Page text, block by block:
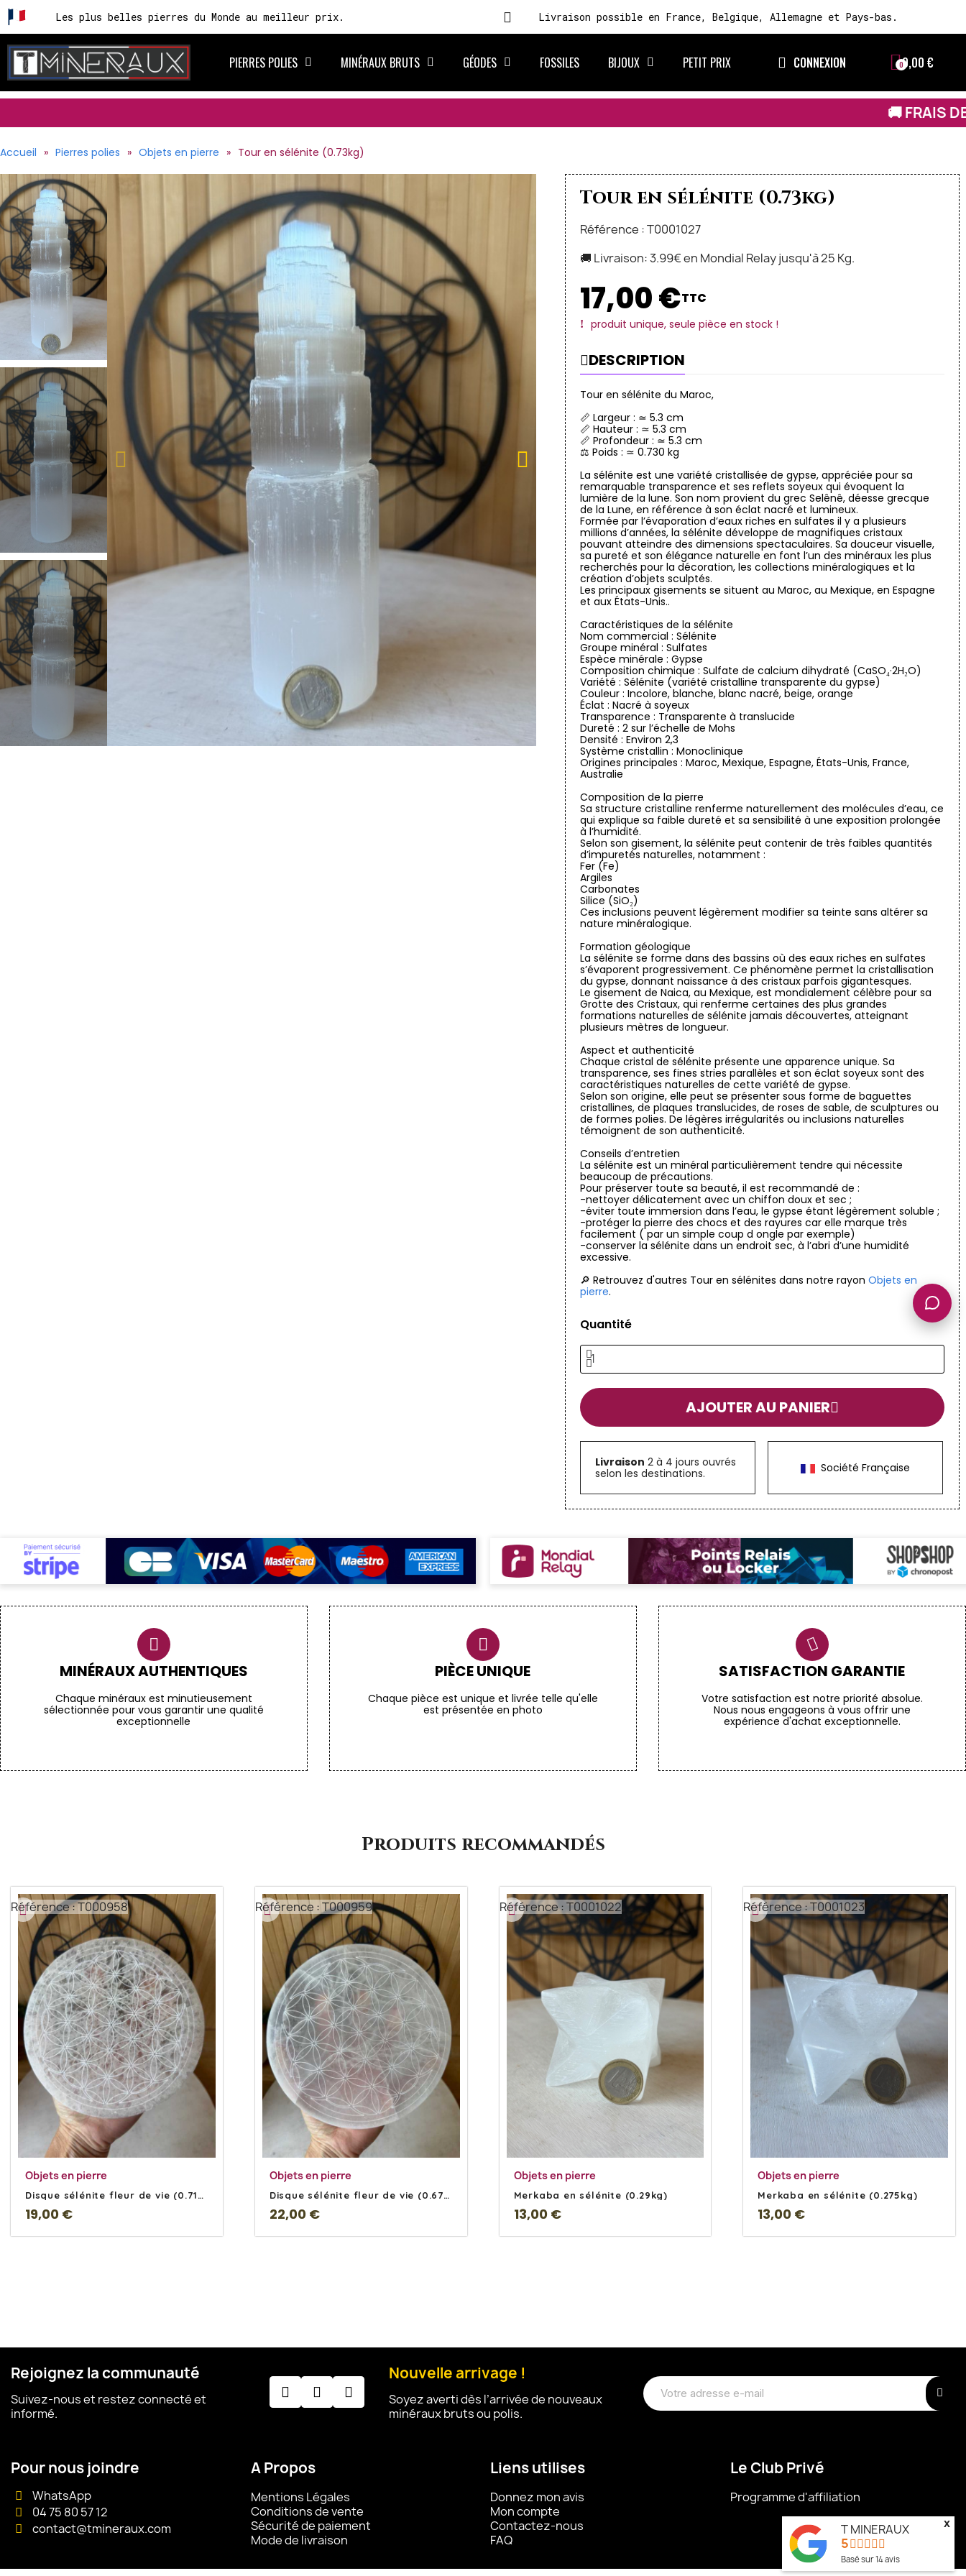
Les plus belles pierres du Monde au meilleur prix. Livraison possible en France, Belgique, Allemagne et Pays-bas.
PIERRES POLIES MINÉRAUX BRUTS GÉODES FOSSILES BIJOUX PETIT PRIX CONNEXION 0,00 €
🚚 FRAIS DE LIVRAISON À
Accueil Pierres polies Objets en pierre Tour en sélénite (0.73kg)
Tour en sélénite (0.73kg)
Référence : T0001027
🚚 Livraison: 3.99€ en Mondial Relay jusqu'à 25 Kg.
17,00 €TTC
produit unique, seule pièce en stock !
DESCRIPTION
Tour en sélénite du Maroc,
📏 Largeur : ≃ 5.3 cm
📏 Hauteur : ≃ 5.3 cm
📏 Profondeur : ≃ 5.3 cm
⚖️ Poids : ≃ 0.730 kg
La sélénite est une variété cristallisée de gypse, appréciée pour sa
remarquable transparence et ses reflets soyeux qui évoquent la
lumière de la lune. Son nom provient du grec Selênê, déesse grecque
de la Lune, en référence à son éclat nacré et lumineux.
Formée par l’évaporation d’eaux riches en sulfates il y a plusieurs
millions d’années, la sélénite développe de magnifiques cristaux
pouvant atteindre des dimensions spectaculaires. Sa douceur visuelle,
sa pureté et son élégance naturelle en font l’un des minéraux les plus
recherchés pour la décoration, les collections minéralogiques et la
création d’objets sculptés.
Les principaux gisements se situent au Maroc, au Mexique, en Espagne
et aux États-Unis..
Caractéristiques de la sélénite
Nom commercial : Sélénite
Groupe minéral : Sulfates
Espèce minérale : Gypse
Composition chimique : Sulfate de calcium dihydraté (CaSO₄·2H₂O)
Variété : Sélénite (variété cristalline transparente du gypse)
Couleur : Incolore, blanche, blanc nacré, beige, orange
Éclat : Nacré à soyeux
Transparence : Transparente à translucide
Dureté : 2 sur l’échelle de Mohs
Densité : Environ 2,3
Système cristallin : Monoclinique
Origines principales : Maroc, Mexique, Espagne, États-Unis, France,
Australie
Composition de la pierre
Sa structure cristalline renferme naturellement des molécules d’eau, ce
qui explique sa faible dureté et sa sensibilité à une exposition prolongée
à l’humidité.
Selon son gisement, la sélénite peut contenir de très faibles quantités
d’impuretés naturelles, notamment :
Fer (Fe)
Argiles
Carbonates
Silice (SiO₂)
Ces inclusions peuvent légèrement modifier sa teinte sans altérer sa
nature minéralogique.
Formation géologique
La sélénite se forme dans des bassins où des eaux riches en sulfates
s’évaporent progressivement. Ce phénomène permet la cristallisation
du gypse, donnant naissance à des cristaux parfois gigantesques.
Le gisement de Naica, au Mexique, est mondialement célèbre pour sa
Grotte des Cristaux, qui renferme certaines des plus grandes
formations naturelles de sélénite jamais découvertes, atteignant
plusieurs mètres de longueur.
Aspect et authenticité
Chaque cristal de sélénite présente une apparence unique. Sa
transparence, ses fines stries parallèles et son éclat soyeux sont des
caractéristiques naturelles de cette variété de gypse.
Selon son origine, elle peut se présenter sous forme de baguettes
cristallines, de plaques translucides, de roses de sable, de sculptures ou
de formes polies. De légères irrégularités ou inclusions naturelles
témoignent de son authenticité.
Conseils d’entretien
La sélénite est un minéral particulièrement tendre qui nécessite
beaucoup de précautions.
Pour préserver toute sa beauté, il est recommandé de :
-nettoyer délicatement avec un chiffon doux et sec ;
-éviter toute immersion dans l’eau, le gypse étant légèrement soluble ;
-protéger la pierre des chocs et des rayures car elle marque très
facilement ( par un simple coup d ongle par exemple)
-conserver la sélénite dans un endroit sec, à l’abri d’une humidité
excessive.
🔎 Retrouvez d'autres Tour en sélénites dans notre rayonObjets en
pierre.
Quantité
AJOUTER AU PANIER
Livraison 2 à 4 jours ouvrés
selon les destinations.
Société Française
MINÉRAUX AUTHENTIQUES
Chaque minéraux est minutieusement
sélectionnée pour vous garantir une qualité
exceptionnelle
PIÈCE UNIQUE
Chaque pièce est unique et livrée telle qu'elle
est présentée en photo
SATISFACTION GARANTIE
Votre satisfaction est notre priorité absolue.
Nous nous engageons à vous offrir une
expérience d'achat exceptionnelle.
Produits recommandés
En savoir Plus
Objets en pierre
Disque sélénite fleur de vie (0.71kg)
19,00 €
Référence : T000958
En savoir Plus
Objets en pierre
Disque sélénite fleur de vie (0.675kg)
22,00 €
Référence : T000959
En savoir Plus
Objets en pierre
Merkaba en sélénite (0.29kg)
13,00 €
Référence : T0001022
En savoir Plus
Objets en pierre
Merkaba en sélénite (0.275kg)
13,00 €
Référence : T0001023
Rejoignez la communauté
Suivez-nous et restez connecté et
informé.
Nouvelle arrivage !
Soyez averti dès l’arrivée de nouveaux
minéraux bruts ou polis.
Pour nous joindre
WhatsApp
04 75 80 57 12
contact@tmineraux.com
A Propos
Mentions Légales
Conditions de vente
Sécurité de paiement
Mode de livraison
Liens utilises
Donnez mon avis
Mon compte
Contactez-nous
FAQ
Le Club Privé
Programme d'affiliation
T MINERAUX
5
Basé sur14avis
x